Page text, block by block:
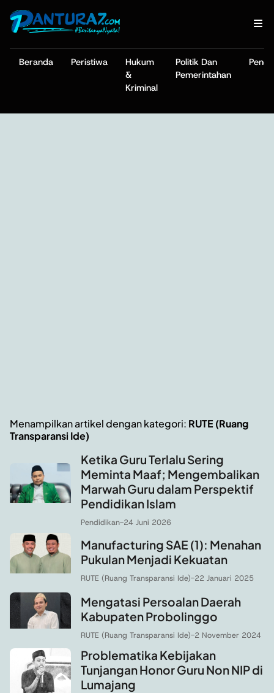
Beranda Peristiwa
Hukum
&
Kriminal
Politik Dan
Pemerintahan
Menampilkan artikel dengan kategori: RUTE (Ruang
Transparansi Ide)
Ketika Guru Terlalu Sering
Meminta Maaf; Mengembalikan
Marwah Guru dalam Perspektif
Pendidikan Islam
Pendidikan-24 Juni 2026
Manufacturing SAE (1): Menahan
Pukulan Menjadi Kekuatan
RUTE (Ruang Transparansi Ide)-22 Januari 2025
Mengatasi Persoalan Daerah
Kabupaten Probolinggo
RUTE (Ruang Transparansi Ide)-2 November 2024
Problematika Kebijakan
Tunjangan Honor Guru Non NIP di
Lumajang